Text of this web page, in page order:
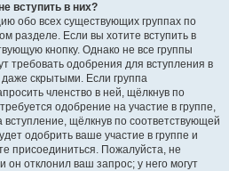
вступить в них?
обо всех существующих группах по
разделе. Если вы хотите вступить в
кнопку. Однако не все группы
требовать одобрения для вступления в
скрытыми. Если группа
членство в ней, щёлкнув по
одобрение на участие в группе,
щёлкнув по соответствующей
одобрить ваше участие в группе и
присоединиться. Пожалуйста, не
он отклонил ваш запрос; у него могут